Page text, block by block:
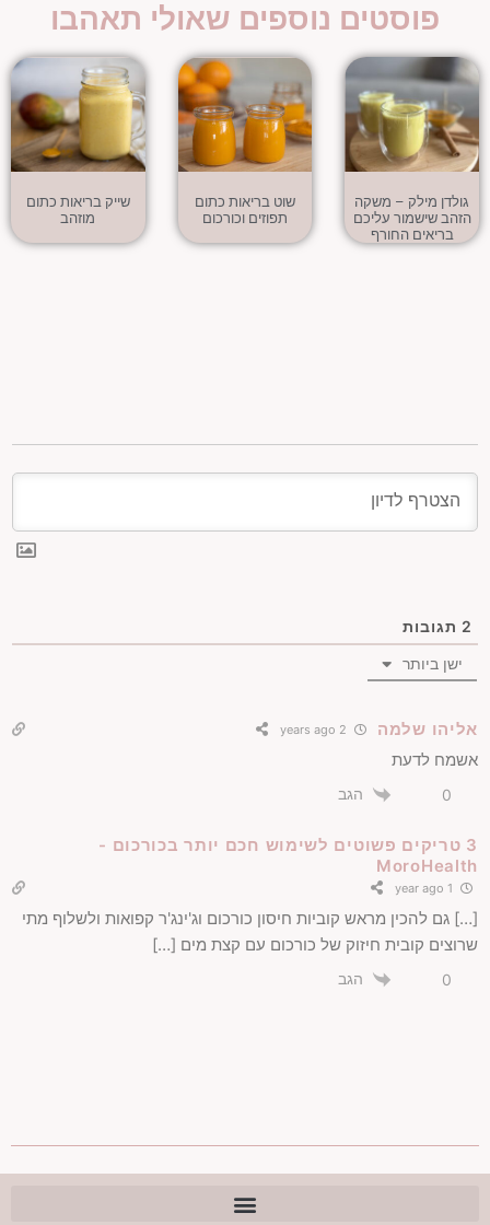
פוסטים נוספים שאולי תאהבו
גולדן מילק – משקה
הזהב שישמור עליכם
בריאים החורף
שוט בריאות כתום
תפוזים וכורכום
שייק בריאות כתום
מוזהב
2 תגובות
ישן ביותר
אליהו שלמה
אשמח לדעת
0 הגב
3 טריקים פשוטים לשימוש חכם יותר בכורכום -
MoroHealth
[…] גם להכין מראש קוביות חיסון כורכום וג'ינג'ר קפואות ולשלוף מתי
שרוצים קובית חיזוק של כורכום עם קצת מים […]
0 הגב